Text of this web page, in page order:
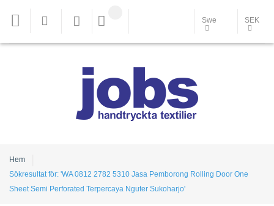
Swe SEK
Hem
Sökresultat för: 'WA 0812 2782 5310 Jasa Pemborong Rolling Door One
Sheet Semi Perforated Terpercaya Nguter Sukoharjo'